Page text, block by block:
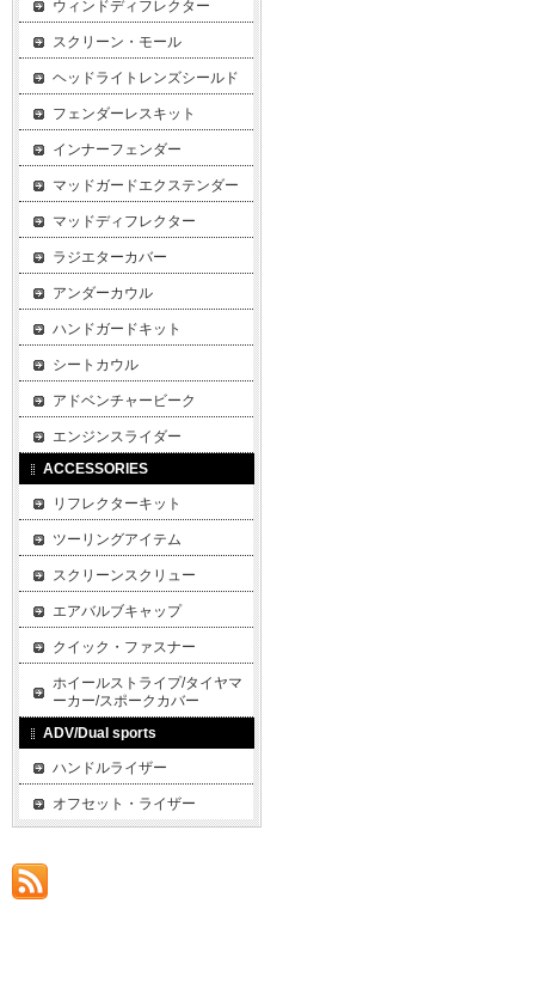
ウィンドディフレクター
スクリーン・モール
ヘッドライトレンズシールド
フェンダーレスキット
インナーフェンダー
マッドガードエクステンダー
マッドディフレクター
ラジエターカバー
アンダーカウル
ハンドガードキット
シートカウル
アドベンチャービーク
エンジンスライダー
ACCESSORIES
リフレクターキット
ツーリングアイテム
スクリーンスクリュー
エアバルブキャップ
クイック・ファスナー
ホイールストライプ/タイヤマ
ーカー/スポークカバー
ADV/Dual sports
ハンドルライザー
オフセット・ライザー